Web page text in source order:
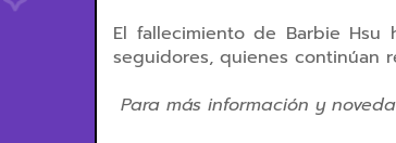
El fallecimiento de Barbie
seguidores, quienes continúan
Para más información y